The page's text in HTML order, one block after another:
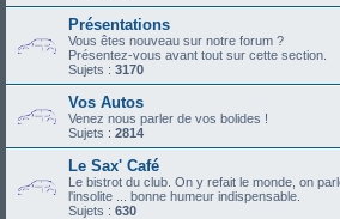
Présentations
Vous êtes nouveau sur notre forum ?
Présentez-vous avant tout sur cette section.
Sujets : 3170
Vos Autos
Venez nous parler de vos bolides !
Sujets : 2814
Le Sax' Café
Le bistrot du club. On y refait le monde, on
l'insolite ... bonne humeur indispensable.
Sujets : 630